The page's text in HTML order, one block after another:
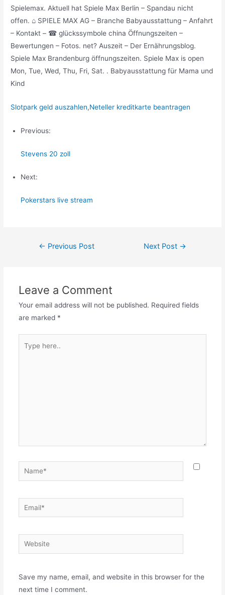
Spielemax. Aktuell hat Spiele Max Berlin – Spandau nicht
offen. ⌂ SPIELE MAX AG – Branche Babyausstattung – Anfahrt
– Kontakt – ☎ glückssymbole china Öffnungszeiten –
Bewertungen – Fotos. net? Auszeit – Der Ernährungsblog.
Spiele Max Brandenburg öffnungszeiten. Spiele Max is open
Mon, Tue, Wed, Thu, Fri, Sat. . Babyausstattung für Mama und
Kind
Slotpark geld auszahlen,Neteller kreditkarte beantragen
Previous:
Stevens 20 zoll
Next:
Pokerstars live stream
Post← Previous Post Next Post →
Leave a Comment
Your email address will not be published. Required fields
are marked *
here..
Name*
Email*
Website
Save my name, email, and website in this browser for the
next time I comment.